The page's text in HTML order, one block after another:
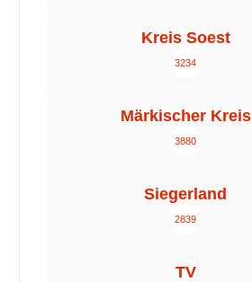
Kreis Soest
3234
Märkischer Kreis
3880
Siegerland
2839
TV